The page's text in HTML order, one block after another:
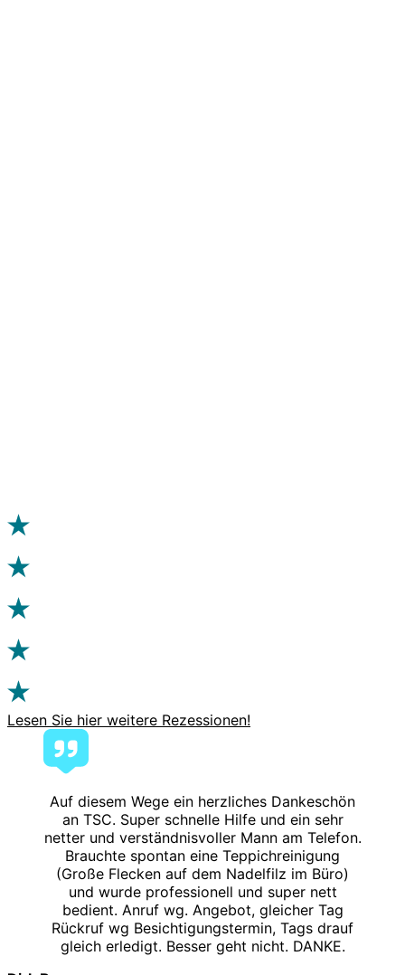
Lesen Sie hier weitere Rezessionen!
Auf diesem Wege ein herzliches Dankeschön
an TSC. Super schnelle Hilfe und ein sehr
netter und verständnisvoller Mann am Telefon.
Brauchte spontan eine Teppichreinigung
(Große Flecken auf dem Nadelfilz im Büro)
und wurde professionell und super nett
bedient. Anruf wg. Angebot, gleicher Tag
Rückruf wg Besichtigungstermin, Tags drauf
gleich erledigt. Besser geht nicht. DANKE.